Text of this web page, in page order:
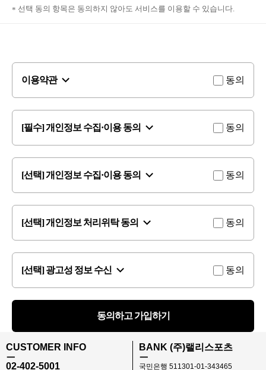
선택 동의 항목은 동의하지 않아도 서비스를 이용할 수 있습니다.
이용약관 동의
[필수] 개인정보 수집·이용 동의 동의
[선택] 개인정보 수집·이용 동의 동의
[선택] 개인정보 처리위탁 동의 동의
[선택] 광고성 정보 수신 동의
동의하고 가입하기
CUSTOMER INFO
ㅡ
02-402-5001
BANK (주)랠리스포츠
ㅡ
국민은행 511301-01-343465